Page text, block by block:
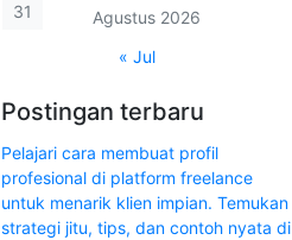
Agustus 2026
31
« Jul
Postingan terbaru
Pelajari cara membuat profil
profesional di platform freelance
untuk menarik klien impian. Temukan
strategi jitu, tips, dan contoh nyata di